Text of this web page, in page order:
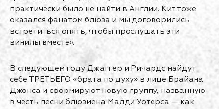
практически было не найти в Англии. Кит тоже
оказался фанатом блюза и мы договорились
встретиться опять, чтобы прослушать эти
винилы вместе».
В следующем году Джаггер и Ричардс найдут
себе ТРЕТЬЕГО «брата по духу» в лице Брайана
Джонса и сформируют новую группу, названную
в честь песни блюзмена Мадди Уотерса — как